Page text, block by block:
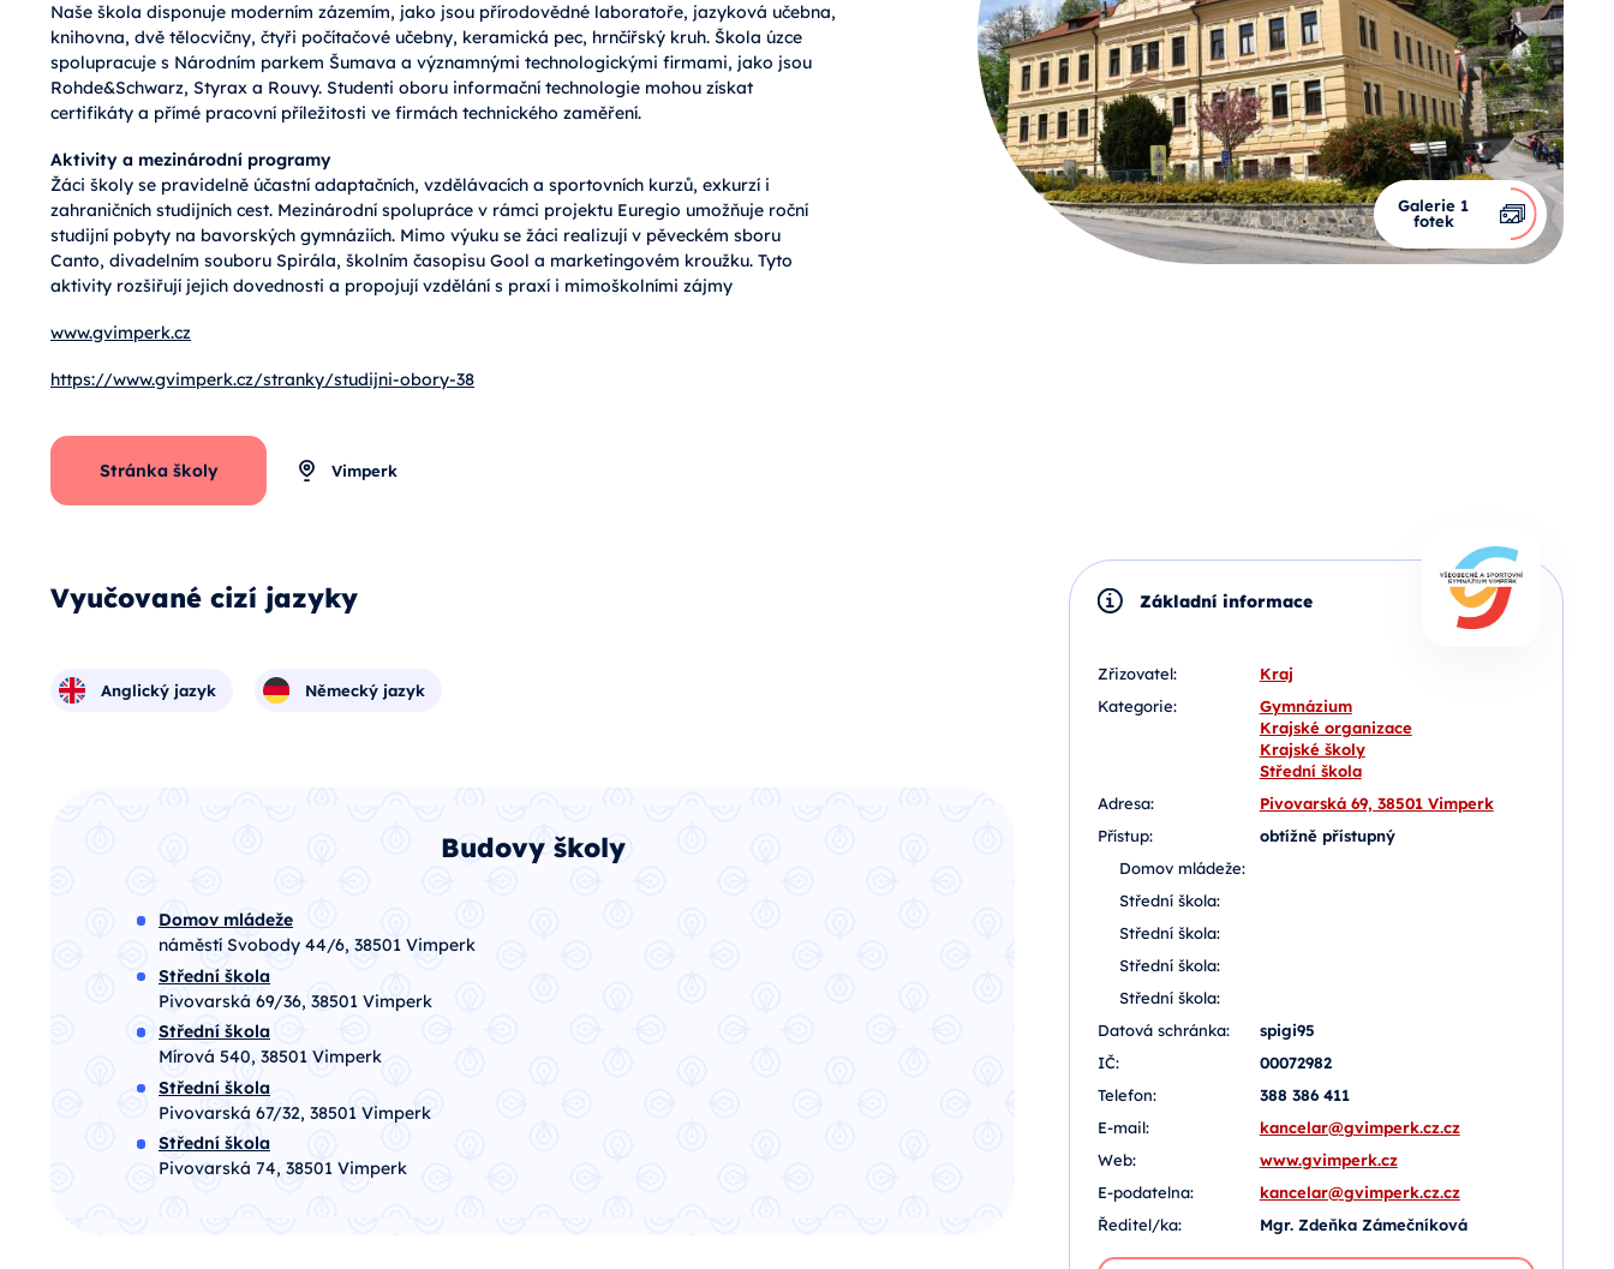
Naše škola disponuje moderním zázemím, jako jsou přírodovědné laboratoře, jazyková učebna,
knihovna, dvě tělocvičny, čtyři počítačové učebny, keramická pec, hrnčířský kruh. Škola úzce
spolupracuje s Národním parkem Šumava a významnými technologickými firmami, jako jsou
Rohde&Schwarz, Styrax a Rouvy. Studenti oboru informační technologie mohou získat
certifikáty a přímé pracovní příležitosti ve firmách technického zaměření.
Aktivity a mezinárodní programy
Žáci školy se pravidelně účastní adaptačních, vzdělávacích a sportovních kurzů, exkurzí i
zahraničních studijních cest. Mezinárodní spolupráce v rámci projektu Euregio umožňuje roční
studijní pobyty na bavorských gymnáziích. Mimo výuku se žáci realizují v pěveckém sboru
Canto, divadelním souboru Spirála, školním časopisu Gool a marketingovém kroužku. Tyto
aktivity rozšiřují jejich dovednosti a propojují vzdělání s praxí i mimoškolními zájmy
www.gvimperk.cz
https://www.gvimperk.cz/stranky/studijni-obory-38
Stránka školy Vimperk
Galerie 1
fotek
Vyučované cizí jazyky
Anglický jazyk Německý jazyk
Budovy školy
Domov mládeže
náměstí Svobody 44/6, 38501 Vimperk
Střední škola
Pivovarská 69/36, 38501 Vimperk
Střední škola
Mírová 540, 38501 Vimperk
Střední škola
Pivovarská 67/32, 38501 Vimperk
Střední škola
Pivovarská 74, 38501 Vimperk
Základní informace
Zřizovatel:
Kraj
Kategorie:
Gymnázium
Krajské organizace
Krajské školy
Střední škola
Adresa:
Pivovarská 69, 38501 Vimperk
Přístup:
obtížně přístupný
Domov mládeže:
Střední škola:
Střední škola:
Střední škola:
Střední škola:
Datová schránka:
spigi95
IČ:
00072982
Telefon:
388 386 411
E-mail:
kancelar@gvimperk.cz.cz
Web:
www.gvimperk.cz
E-podatelna:
kancelar@gvimperk.cz.cz
Ředitel/ka:
Mgr. Zdeňka Zámečníková